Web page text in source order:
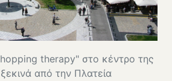
therapy" στο κέντρο της
από την Πλατεία